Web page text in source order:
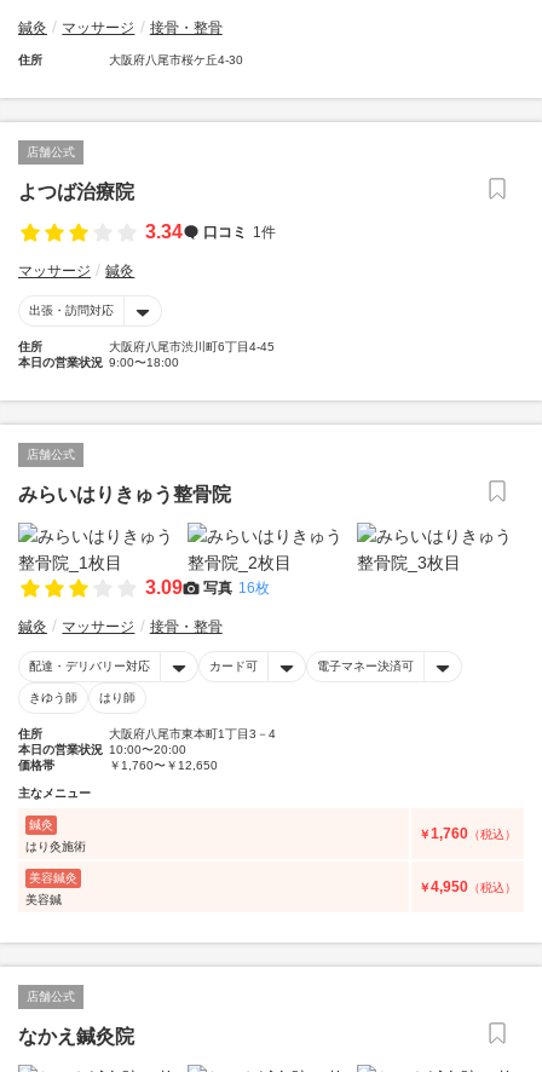
鍼灸 マッサージ 接骨・整骨
住所 大阪府八尾市桜ケ丘4-30
店舗公式
よつば治療院
3.34
口コミ 1件
マッサージ 鍼灸
出張・訪問対応
住所
大阪府八尾市渋川町6丁目4-45
本日の営業状況 9:00〜18:00
店舗公式
みらいはりきゅう整骨院
3.09 写真 16枚
鍼灸 マッサージ 接骨・整骨
配達・デリバリー対応 カード可 電子マネー決済可
きゆう師 はり師
住所
大阪府八尾市東本町1丁目3－4
本日の営業状況 10:00〜20:00
価格帯
￥1,760〜￥12,650
主なメニュー
鍼灸
はり灸施術
￥1,760 （税込）
美容鍼灸
美容鍼
￥4,950 （税込）
店舗公式
なかえ鍼灸院